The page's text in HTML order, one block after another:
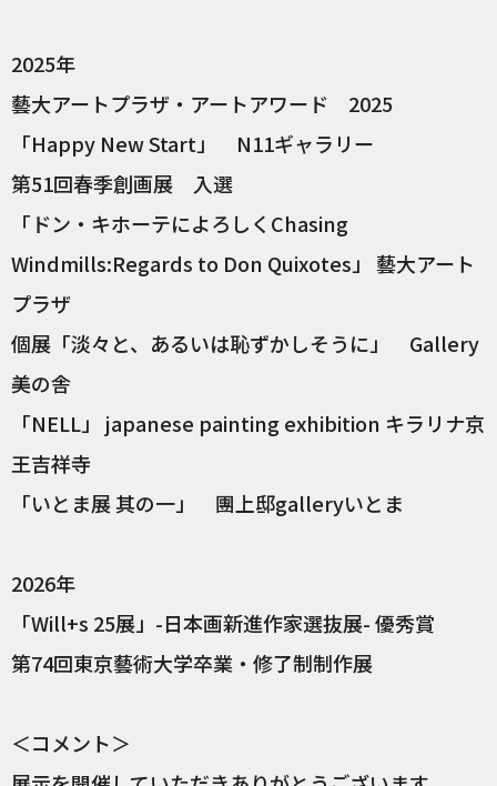
2025年
藝大アートプラザ・アートアワード 2025
「Happy New Start」 N11ギャラリー
第51回春季創画展 入選
「ドン・キホーテによろしくChasing
Windmills:Regards to Don Quixotes」 藝大アート
プラザ
個展「淡々と、あるいは恥ずかしそうに」 Gallery
美の舎
「NELL」 japanese painting exhibition キラリナ京
王吉祥寺
「いとま展 其の一」 團上邸galleryいとま
2026年
「Will+s 25展」-日本画新進作家選抜展- 優秀賞
第74回東京藝術大学卒業・修了制制作展
＜コメント＞